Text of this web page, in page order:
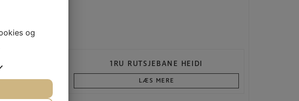
1RU RUTSJEBANE HEIDI
LÆS MERE
og